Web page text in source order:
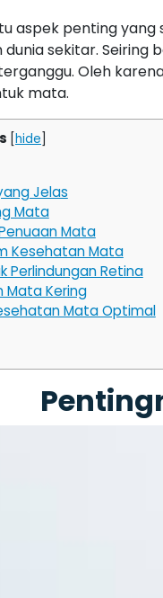
aspek penting
sekitar.
Oleh
mata.
hide
Jelas
Mata
Mata
Kesehatan Mata
Perlindungan Retina
Mata Kering
Mata Optimal